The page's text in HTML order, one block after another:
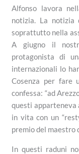
Alfonso lavora
notizia. La notizia
soprattutto nella
A giugno il
protagonista di
internazionali lo
Cosenza per fare
confessa: “ad
questi apparteneva
in vita con un
premio del maestro
In questi raduni